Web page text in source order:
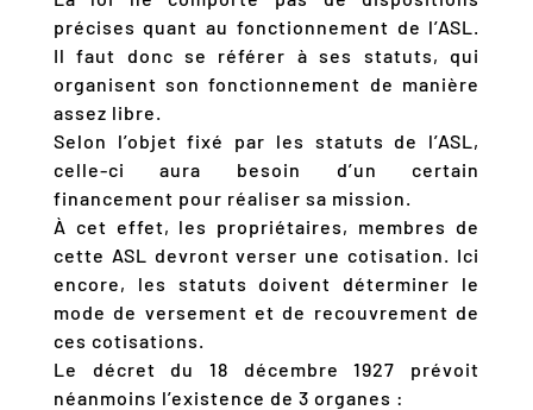
précises quant au fonctionnement de l’ASL.
Il faut donc se référer à ses statuts, qui
organisent son fonctionnement de manière
assez libre.
Selon l’objet fixé par les statuts de l’ASL,
celle-ci aura besoin d’un certain
financement pour réaliser sa mission.
À cet effet, les propriétaires, membres de
cette ASL devront verser une cotisation. Ici
encore, les statuts doivent déterminer le
mode de versement et de recouvrement de
ces cotisations.
Le décret du 18 décembre 1927 prévoit
néanmoins l’existence de 3 organes :